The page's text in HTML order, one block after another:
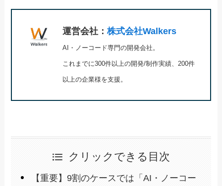
運営会社：株式会社Walkers
AI・ノーコード専門の開発会社。
これまでに300件以上の開発/制作実績、200件
以上の企業様を支援。
クリックできる目次
【重要】9割のケースでは「AI・ノーコー